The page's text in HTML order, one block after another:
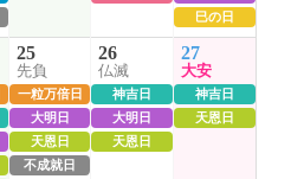
巳の日
25
先負
一粒万倍日
大明日
天恩日
不成就日
26
仏滅
神吉日
大明日
天恩日
27
大安
神吉日
天恩日